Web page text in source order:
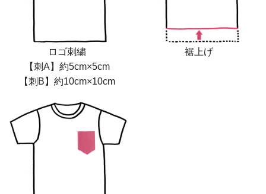
ロゴ刺繍
【刺A】約5cm×5cm
【刺B】約10cm×10cm
裾上げ